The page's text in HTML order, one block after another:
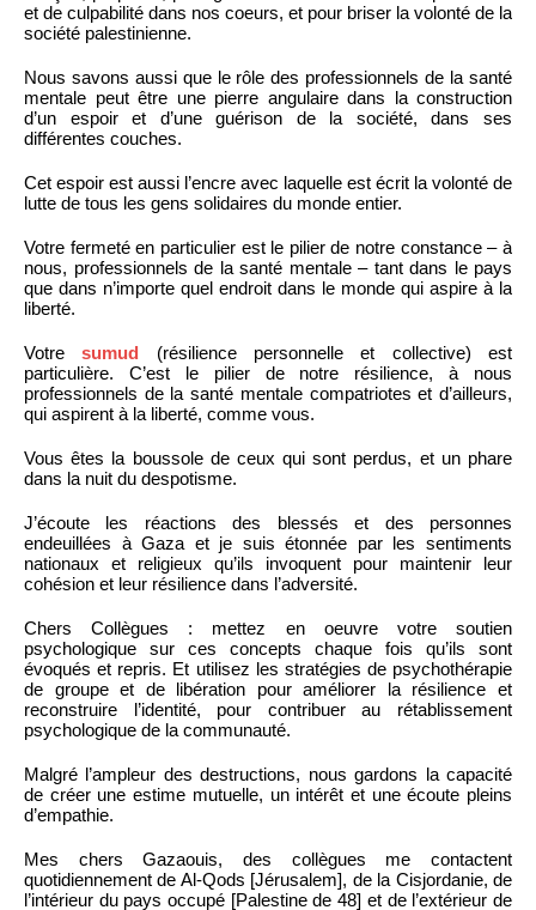
et de culpabilité dans nos coeurs, et pour briser la volonté de la
société palestinienne.
Nous savons aussi que le rôle des professionnels de la santé
mentale peut être une pierre angulaire dans la construction
d’un espoir et d’une guérison de la société, dans ses
différentes couches.
Cet espoir est aussi l’encre avec laquelle est écrit la volonté de
lutte de tous les gens solidaires du monde entier.
Votre fermeté en particulier est le pilier de notre constance – à
nous, professionnels de la santé mentale – tant dans le pays
que dans n’importe quel endroit dans le monde qui aspire à la
liberté.
Votresumud (résilience personnelle et collective) est
particulière. C’est le pilier de notre résilience, à nous
professionnels de la santé mentale compatriotes et d’ailleurs,
qui aspirent à la liberté, comme vous.
Vous êtes la boussole de ceux qui sont perdus, et un phare
dans la nuit du despotisme.
J’écoute les réactions des blessés et des personnes
endeuillées à Gaza et je suis étonnée par les sentiments
nationaux et religieux qu’ils invoquent pour maintenir leur
cohésion et leur résilience dans l’adversité.
Chers Collègues : mettez en oeuvre votre soutien
psychologique sur ces concepts chaque fois qu’ils sont
évoqués et repris. Et utilisez les stratégies de psychothérapie
de groupe et de libération pour améliorer la résilience et
reconstruire l’identité, pour contribuer au rétablissement
psychologique de la communauté.
Malgré l’ampleur des destructions, nous gardons la capacité
de créer une estime mutuelle, un intérêt et une écoute pleins
d’empathie.
Mes chers Gazaouis, des collègues me contactent
quotidiennement de Al-Qods [Jérusalem], de la Cisjordanie, de
l’intérieur du pays occupé [Palestine de 48] et de l’extérieur de